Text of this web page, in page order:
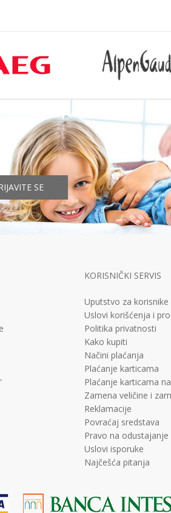
SE
KORISNIČKI SERVIS
Uputstvo za korisnike
Uslovi korišćenja i
Politika privatnosti
Kako kupiti
Načini plaćanja
Plaćanje karticama
Plaćanje karticama
Zamena veličine i
Reklamacije
Povraćaj sredstava
Pravo na odustajanje
Uslovi isporuke
Najčešća pitanja